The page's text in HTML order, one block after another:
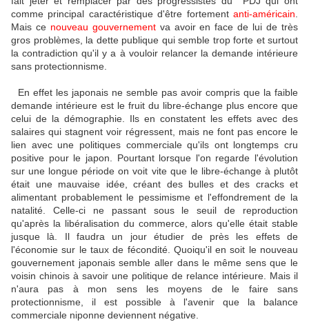
comme principal caractéristique d'être fortement anti-américain
Mais ce nouveau gouvernementva avoir en face de lui de très
gros problèmes, la dette publique qui semble trop forte et surtout
la contradiction qu'il y a à vouloir relancer la demande intérieure
sans protectionnisme.
En effet les japonais ne semble pas avoir compris que la faible
demande intérieure est le fruit du libre-échange plus encore que
celui de la démographie. Ils en constatent les effets avec des
salaires qui stagnent voir régressent, mais ne font pas encore le
lien avec une politiques commerciale qu'ils ont longtemps cru
positive pour le japon. Pourtant lorsque l'on regarde l'évolution
sur une longue période on voit vite que le libre-échange à plutôt
était une mauvaise idée, créant des bulles et des cracks et
alimentant probablement le pessimisme et l'effondrement de la
natalité. Celle-ci ne passant sous le seuil de reproduction
qu'après la libéralisation du commerce, alors qu'elle était stable
jusque là. Il faudra un jour étudier de près les effets de
l'économie sur le taux de fécondité. Quoiqu'il en soit le nouveau
gouvernement japonais semble aller dans le même sens que le
voisin chinois à savoir une politique de relance intérieure. Mais il
n'aura pas à mon sens les moyens de le faire sans
protectionnisme, il est possible à l'avenir que la balance
commerciale niponne deviennent négative.